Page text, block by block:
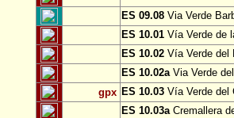
ES 09.08 Via Verde
ES 10.01 Vía Verde de
ES 10.02 Vía Verde del
ES 10.02aVia Verde
gpx ES 10.03 Vía Verde del
ES 10.03aCremallera